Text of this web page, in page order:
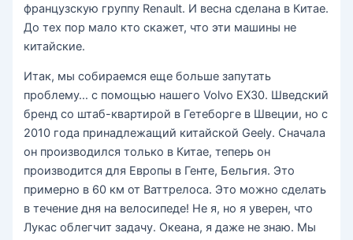
французскую группу Renault. И весна сделана в Китае.
До тех пор мало кто скажет, что эти машины не
китайские.
Итак, мы собираемся еще больше запутать
проблему… с помощью нашего Volvo EX30. Шведский
бренд со штаб-квартирой в Гетеборге в Швеции, но с
2010 года принадлежащий китайской Geely. Сначала
он производился только в Китае, теперь он
производится для Европы в Генте, Бельгия. Это
примерно в 60 км от Ваттрелоса. Это можно сделать
в течение дня на велосипеде! Не я, но я уверен, что
Лукас облегчит задачу. Океана, я даже не знаю. Мы